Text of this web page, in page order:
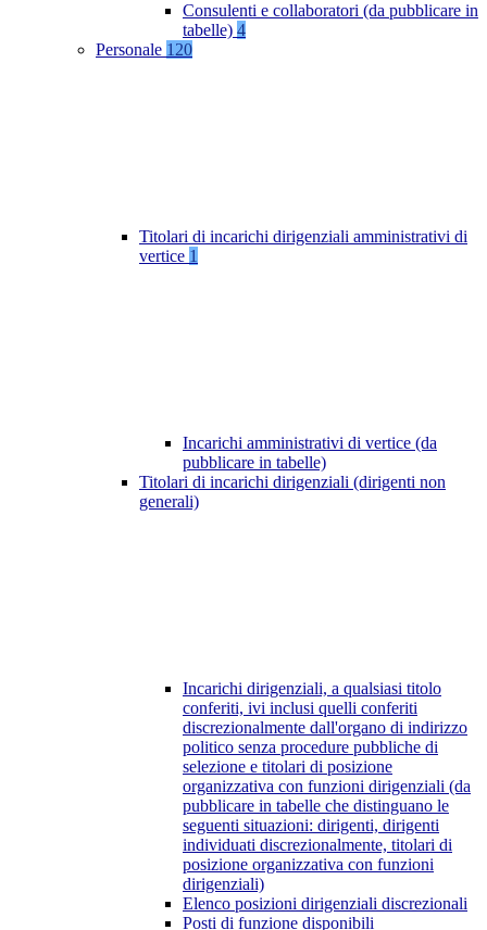
Consulenti e collaboratori (da pubblicare in
tabelle) 4
Personale 120
Titolari di incarichi dirigenziali amministrativi di
vertice 1
Incarichi amministrativi di vertice (da
pubblicare in tabelle)
Titolari di incarichi dirigenziali (dirigenti non
generali)
Incarichi dirigenziali, a qualsiasi titolo
conferiti, ivi inclusi quelli conferiti
discrezionalmente dall'organo di indirizzo
politico senza procedure pubbliche di
selezione e titolari di posizione
organizzativa con funzioni dirigenziali (da
pubblicare in tabelle che distinguano le
seguenti situazioni: dirigenti, dirigenti
individuati discrezionalmente, titolari di
posizione organizzativa con funzioni
dirigenziali)
Elenco posizioni dirigenziali discrezionali
Posti di funzione disponibili